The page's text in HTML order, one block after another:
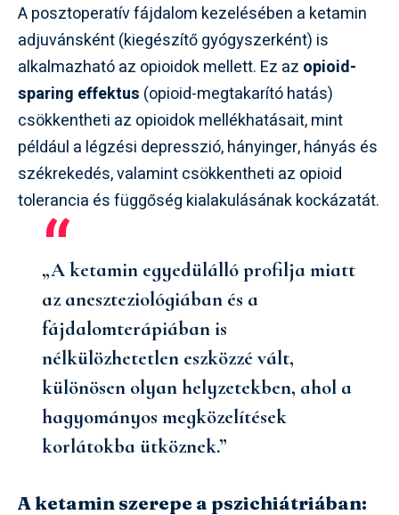
A posztoperatív fájdalom kezelésében a ketamin
adjuvánsként (kiegészítő gyógyszerként) is
alkalmazható az opioidok mellett. Ez az opioid-
sparing effektus (opioid-megtakarító hatás)
csökkentheti az opioidok mellékhatásait, mint
például a légzési depresszió, hányinger, hányás és
székrekedés, valamint csökkentheti az opioid
tolerancia és függőség kialakulásának kockázatát.
„A ketamin egyedülálló profilja miatt
az aneszteziológiában és a
fájdalomterápiában is
nélkülözhetetlen eszközzé vált,
különösen olyan helyzetekben, ahol a
hagyományos megközelítések
korlátokba ütköznek.”
A ketamin szerepe a pszichiátriában: